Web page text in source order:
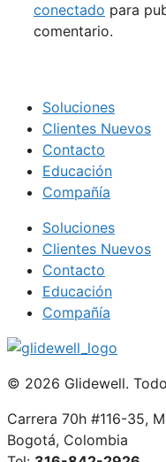
conectado para
comentario.
Soluciones
Clientes Nuevos
Contacto
Educación
Compañía
Soluciones
Clientes Nuevos
Contacto
Educación
Compañía
© 2026 Glidewell.
Carrera 70h #116-35,
Bogotá, Colombia